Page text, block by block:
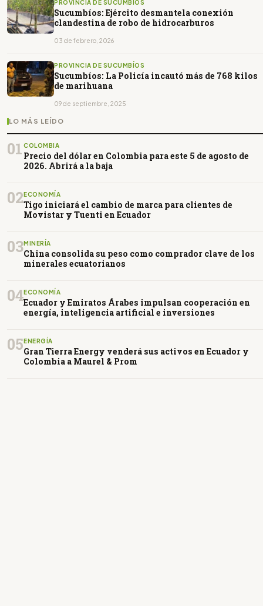
PROVINCIA DE SUCUMBÍOS
Sucumbíos: Ejército desmantela conexión
clandestina de robo de hidrocarburos
03 de febrero, 2026
PROVINCIA DE SUCUMBÍOS
Sucumbíos: La Policía incautó más de 768 kilos
de marihuana
09 de septiembre, 2025
LO MÁS LEÍDO
01 COLOMBIA
Precio del dólar en Colombia para este 5 de agosto de
2026. Abrirá a la baja
02ECONOMÍA
Tigo iniciará el cambio de marca para clientes de
Movistar y Tuenti en Ecuador
03MINERÍA
China consolida su peso como comprador clave de los
minerales ecuatorianos
04ECONOMÍA
Ecuador y Emiratos Árabes impulsan cooperación en
energía, inteligencia artificial e inversiones
05ENERGÍA
Gran Tierra Energy venderá sus activos en Ecuador y
Colombia a Maurel & Prom